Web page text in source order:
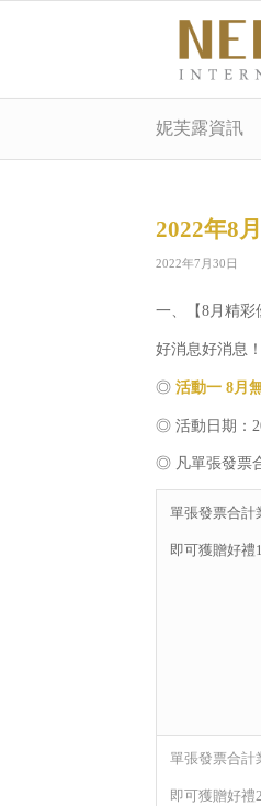
妮芙露資訊
2022年8
2022年7月30日
一、【8月精彩
好消息好消息！
◎ 活動一 8月
◎ 活動日期：
◎ 凡單張發票
單張發票合計
即可獲贈好禮1
單張發票合計
即可獲贈好禮